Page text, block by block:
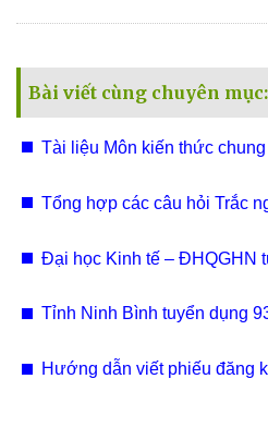
Bài viết cùng chuyên mục:
Tài liệu Môn kiến thức
Tổng hợp các câu hỏi Trắc
Đại học Kinh tế – ĐHQGHN
Tỉnh Ninh Bình tuyển dụng
Hướng dẫn viết phiếu đăng